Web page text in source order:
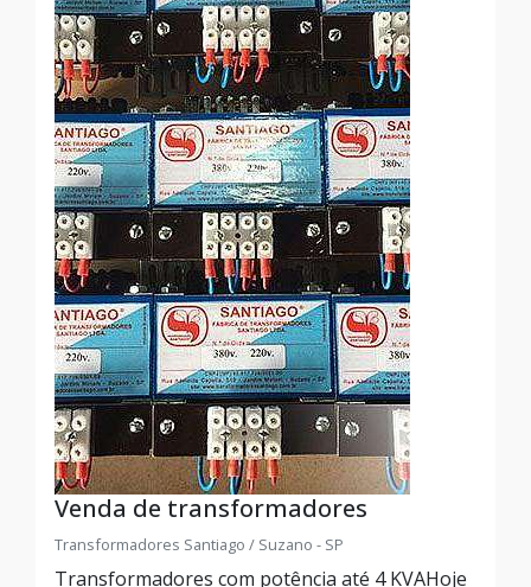
Venda de transformadores
Transformadores Santiago / Suzano - SP
Transformadores com potência até 4 KVAHoje